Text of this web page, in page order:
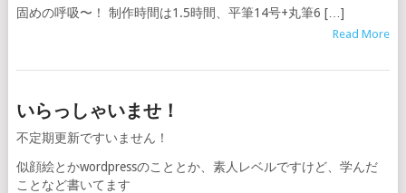
固めの呼吸〜！ 制作時間は1.5時間、平筆14号+丸筆6 […]
Read More
いらっしゃいませ！
不定期更新ですいません！
似顔絵とかwordpressのこととか、素人レベルですけど、学んだ
ことなど書いてます